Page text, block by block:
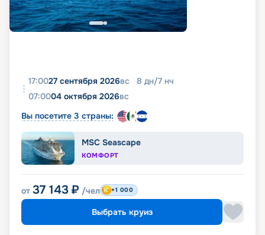
17:0027 сентября 2026вс 8 дн/7 нч
07:0004 октября 2026вс
Вы посетите 3 страны:
MSC Seascape
КОМФОРТ
от 37 143 ₽ /чел +1 000
Выбрать круиз